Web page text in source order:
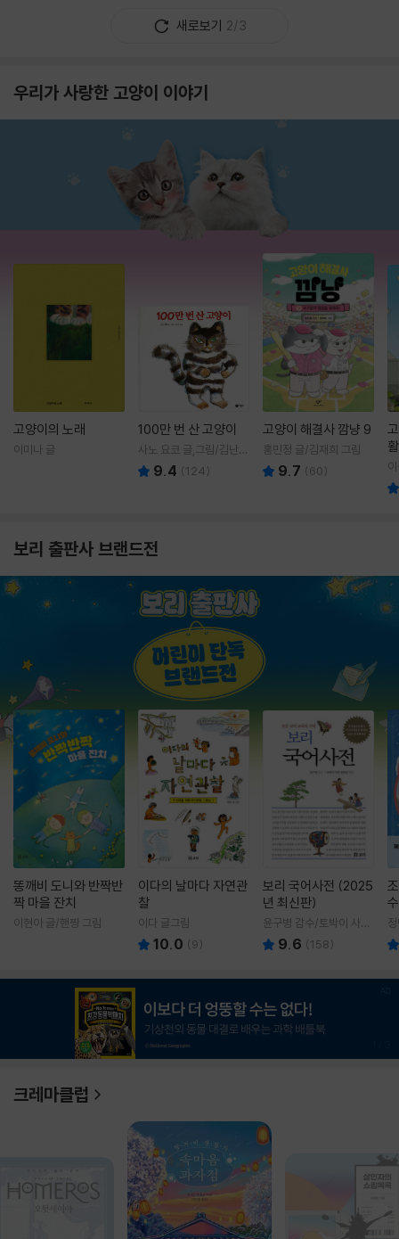
새로보기 2/3
우리가 사랑한 고양이 이야기
고양이의 노래
이미나 글
100만 번 산 고양이
사노 요코 글,그림/김난주
역 9.4 (124)
고양이 해결사 깜냥 9
홍민정 글/김재희 그림
9.7 (60)
보리 출판사 브랜드전
똥깨비 도니와 반짝반
짝 마을 잔치
이현아 글/핸짱 그림
이다의 날마다 자연관
찰
이다 글그림
10.0 (9)
보리 국어사전 (2025
년 최신판)
윤구병 감수/토박이 사전
편찬실 편
9.6 (158)
크레마클럽